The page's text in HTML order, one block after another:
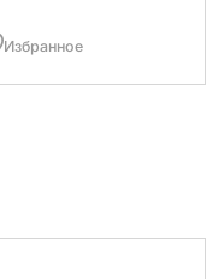
Избранное